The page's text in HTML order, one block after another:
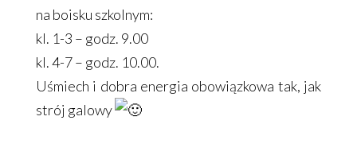
na boisku szkolnym:
kl. 1-3 – godz. 9.00
kl. 4-7 – godz. 10.00.
Uśmiech i dobra energia obowiązkowa tak, jak
strój galowy